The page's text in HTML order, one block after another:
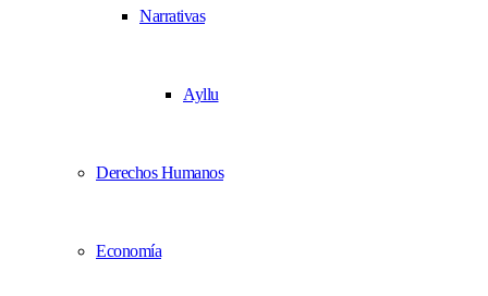
Narrativas
Ayllu
Derechos Humanos
Economía